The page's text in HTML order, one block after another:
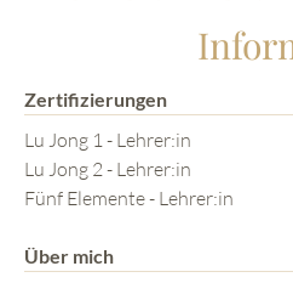
Zertifizierungen
Lu Jong 1 - Lehrer:in
Lu Jong 2 - Lehrer:in
Fünf Elemente - Lehrer:in
Über mich